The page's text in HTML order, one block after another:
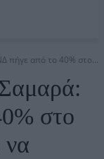
πήγε από το 40% στο...
στο
να